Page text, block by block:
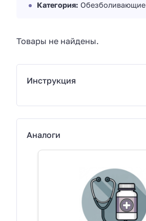
Категория: Обезболивающие
Товары не найдены.
Инструкция
Аналоги